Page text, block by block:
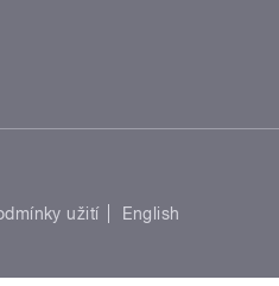
užití
English